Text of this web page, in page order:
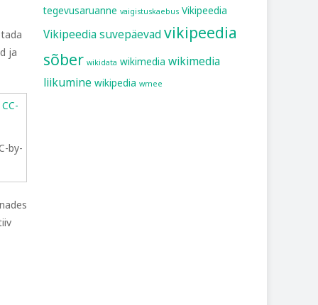
ja
by-
tegevusaruanne vaigistuskaebus Vikipeedia
Vikipeedia suvepäevadvikipeedia
sõber wikidata wikimedia wikimedia
liikumine wikipedia wmee